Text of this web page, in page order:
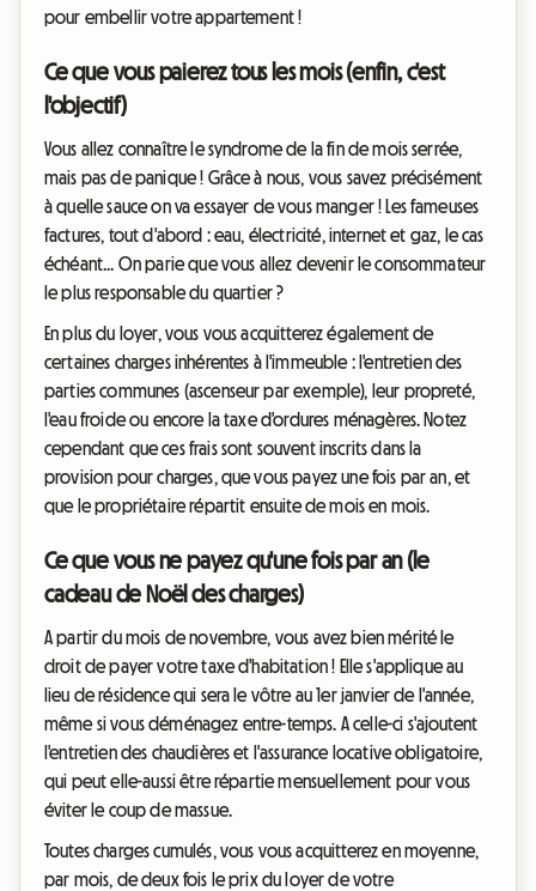
pour embellir votre appartement !
Ce que vous paierez tous les mois (enfin, c'est
l'objectif)
Vous allez connaître le syndrome de la fin de mois serrée,
mais pas de panique ! Grâce à nous, vous savez précisément
à quelle sauce on va essayer de vous manger ! Les fameuses
factures, tout d'abord : eau, électricité, internet et gaz, le cas
échéant... On parie que vous allez devenir le consommateur
le plus responsable du quartier ?
En plus du loyer, vous vous acquitterez également de
certaines charges inhérentes à l'immeuble: l'entretien des
parties communes (ascenseur par exemple), leur propreté,
l'eau froide ou encore la taxe d'ordures ménagères. Notez
cependant que ces frais sont souvent inscrits dans la
provision pour charges, que vous payez une fois par an, et
que le propriétaire répartit ensuite de mois en mois.
Ce que vous ne payez qu'une fois par an (le
cadeau de Noël des charges)
A partir du mois de novembre, vous avez bien mérité le
droit de payer votre taxe d'habitation ! Elle s'applique au
lieu de résidence qui sera le vôtre au 1er janvier de l'année,
même si vous déménagez entre-temps. A celle-ci s'ajoutent
l'entretien des chaudières et l'assurance locative obligatoire,
qui peut elle-aussi être répartie mensuellement pour vous
éviter le coup de massue.
Toutes charges cumulés, vous vous acquitterez en moyenne,
par mois, de deux fois le prix du loyer de votre